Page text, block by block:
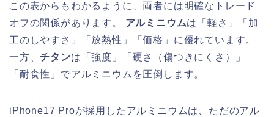
この表からもわかるように、両者には明確なトレード
オフの関係があります。 アルミニウムは「軽さ」「加
工のしやすさ」「放熱性」「価格」に優れています。
一方、チタンは「強度」「硬さ（傷つきにくさ）」
「耐食性」でアルミニウムを圧倒します。
iPhone17 Proが採用したアルミニウムは、ただのアル